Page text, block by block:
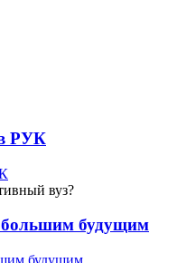
РУК
вуз?
большим будущим